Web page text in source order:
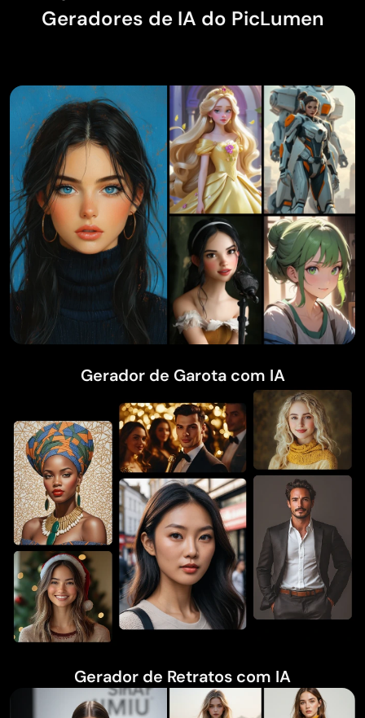
Geradores de IA do PicLumen
Gerador de Garota com IA
Gerador de Retratos com IA